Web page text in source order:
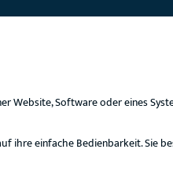
Website, Software oder eines
ihre einfache Bedienbarkeit. Sie